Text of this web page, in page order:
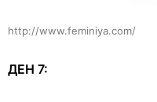
http://www.feminiya.com/
ДЕН 7: